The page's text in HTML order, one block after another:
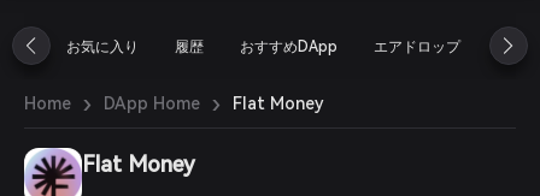
繁體中文
Português (Portugal)
ภาษาไทย
العربية
हिन्दी
বাংলা
お気に入り 履歴 おすすめDApp エアドロップ DeFi
Home › DApp Home › Flat Money
Flat Money